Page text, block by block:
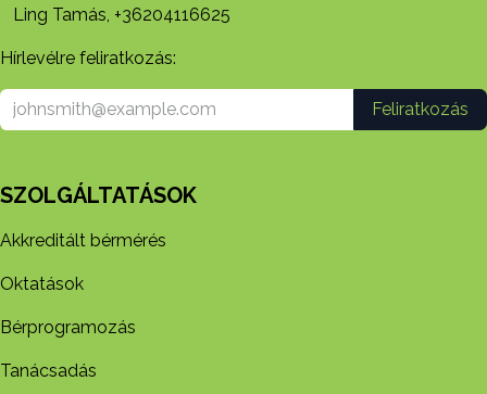
Ling Tamás, +36204116625
Hírlevélre feliratkozás:
Feliratkozás
SZOLGÁLTATÁSOK
Akkreditált bérmérés
Oktatások
Bérprogramozás
Tanácsadás